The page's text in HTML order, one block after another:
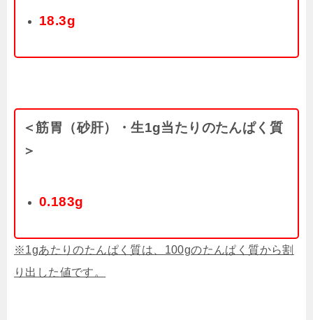
18.3g
＜筋胃（砂肝）・生1g当たりのたんぱく質
＞
0.183g
※1gあたりのたんぱく質は、100gのたんぱく質から割
り出した値です。